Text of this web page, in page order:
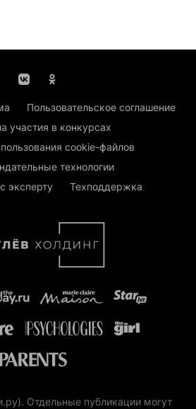
Пользовательское соглашение
участия в конкурсах
cookie-файлов
технологии
эксперту
Техподдержка
Отдельные публикации могут